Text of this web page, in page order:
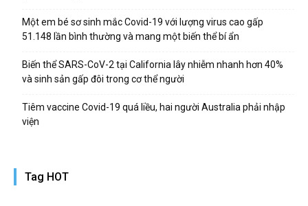
Một em bé sơ sinh mắc Covid-19 với lượng virus cao gấp
51.148 lần bình thường và mang một biến thể bí ẩn
Biến thể SARS-CoV-2 tại California lây nhiễm nhanh hơn 40%
và sinh sản gấp đôi trong cơ thể người
Tiêm vaccine Covid-19 quá liều, hai người Australia phải nhập
viện
Tag HOT